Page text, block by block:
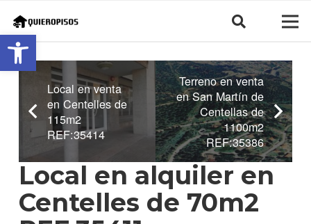
Abrir barra de herramientas
Local en venta
en Centelles de
115m2
REF:35414
Terreno en venta
en San Martín de
Centellas de
1100m2
REF:35386
Local en alquiler en
Centelles de 70m2